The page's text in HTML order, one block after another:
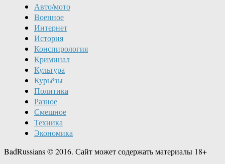
Авто/мото
Военное
Интернет
История
Конспирология
Криминал
Культура
Курьёзы
Политика
Разное
Смешное
Техника
Экономика
BadRussians © 2016. Сайт может содержать материалы 18+